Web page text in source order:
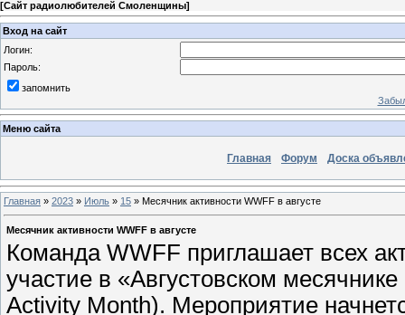
[Сайт радиолюбителей Смоленщины]
Вход на сайт
Логин:
Пароль:
запомнить
Меню сайта
Главная Форум Доска
Главная » 2023 » Июль » 15 » Месячник активности WWFF в августе
Месячник активности WWFF в августе
Команда WWFF приглашает всех
участие в «Августовском
Activity Month). Мероприятие